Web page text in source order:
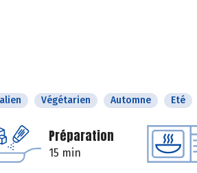
Végétarien Automne Eté
Préparation
15 min